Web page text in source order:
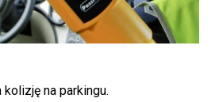
na parkingu.